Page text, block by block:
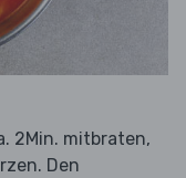
2Min. mitbraten,
Den